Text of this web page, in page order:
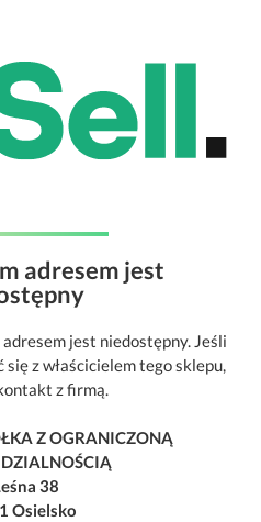
adresem jest
jest niedostępny. Jeśli
z właścicielem tego sklepu,
z firmą.
Z OGRANICZONĄ
38
Osielsko